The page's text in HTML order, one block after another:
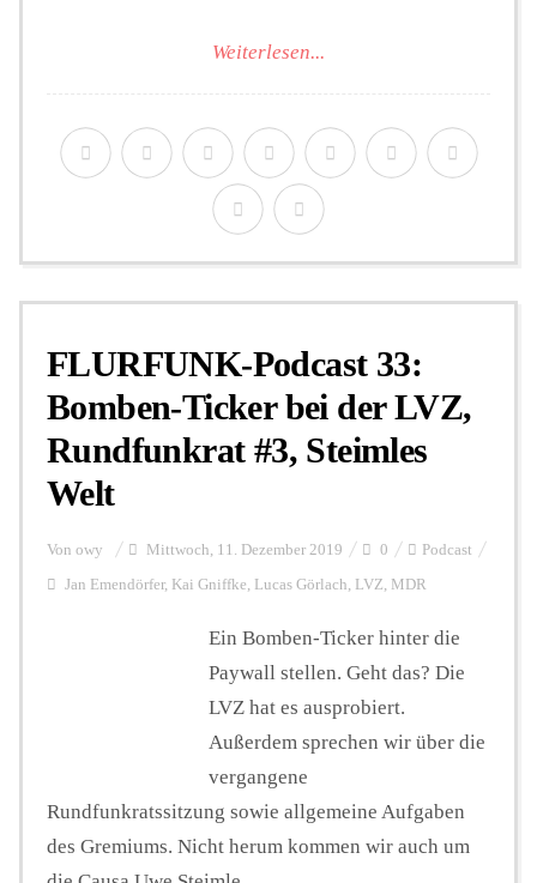
Weiterlesen...
FLURFUNK-Podcast 33:
Bomben-Ticker bei der LVZ,
Rundfunkrat #3, Steimles
Welt
Von owy Mittwoch, 11. Dezember 2019 0 Podcast
Jan Emendörfer, Kai Gniffke, Lucas Görlach, LVZ, MDR
Ein Bomben-Ticker hinter die
Paywall stellen. Geht das? Die
LVZ hat es ausprobiert.
Außerdem sprechen wir über die
vergangene
Rundfunkratssitzung sowie allgemeine Aufgaben
des Gremiums. Nicht herum kommen wir auch um